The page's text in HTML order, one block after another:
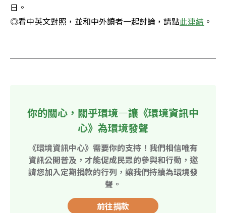
日。
◎看中英文對照，並和中外讀者一起討論，請點此連結 。
你的關心，關乎環境—讓《環境資訊中
心》為環境發聲
《環境資訊中心》需要你的支持！我們相信唯有
資訊公開普及，才能促成民眾的參與和行動，邀
請您加入定期捐款的行列，讓我們持續為環境發
聲。
前往捐款